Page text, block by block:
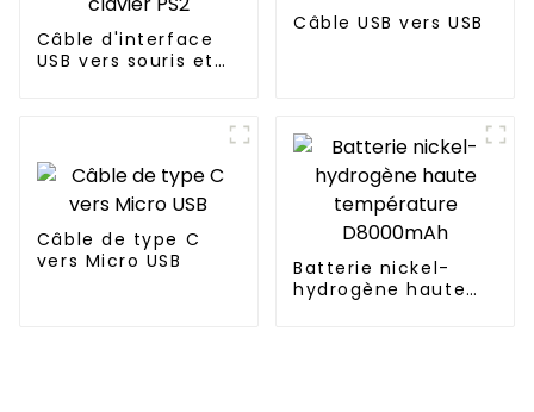
Câble d'interface
USB vers souris et
Câble USB vers USB
Câble de type C
vers Micro USB
Batterie nickel-
hydrogène haute